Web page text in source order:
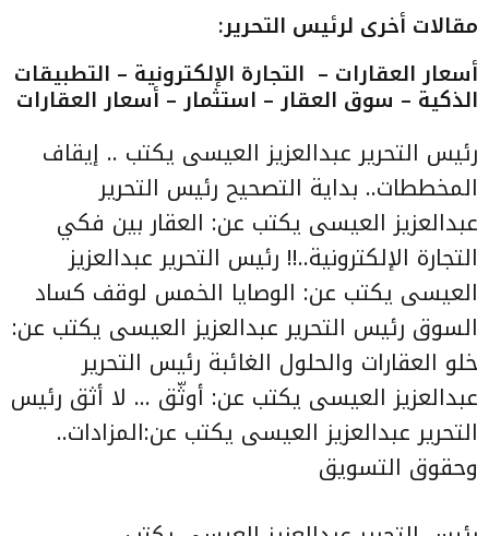
مقالات أخرى لرئيس التحرير:
أسعار العقارات – التجارة الإلكترونية – التطبيقات
الذكية – سوق العقار – استثمار – أسعار العقارات
رئيس التحرير عبدالعزيز العيسى يكتب .. إيقاف
المخططات.. بداية التصحيح رئيس التحرير
عبدالعزيز العيسى يكتب عن: العقار بين فكي
التجارة الإلكترونية..!! رئيس التحرير عبدالعزيز
العيسى يكتب عن: الوصايا الخمس لوقف كساد
السوق رئيس التحرير عبدالعزيز العيسى يكتب عن:
خلو العقارات والحلول الغائبة رئيس التحرير
عبدالعزيز العيسى يكتب عن: أوثّق … لا أثق رئيس
التحرير عبدالعزيز العيسى يكتب عن:المزادات..
وحقوق التسويق